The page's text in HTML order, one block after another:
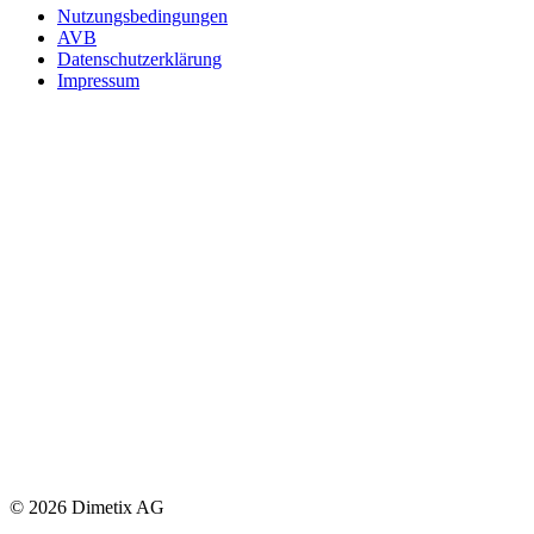
Nutzungsbedingungen
AVB
Datenschutzerklärung
Impressum
© 2026 Dimetix AG